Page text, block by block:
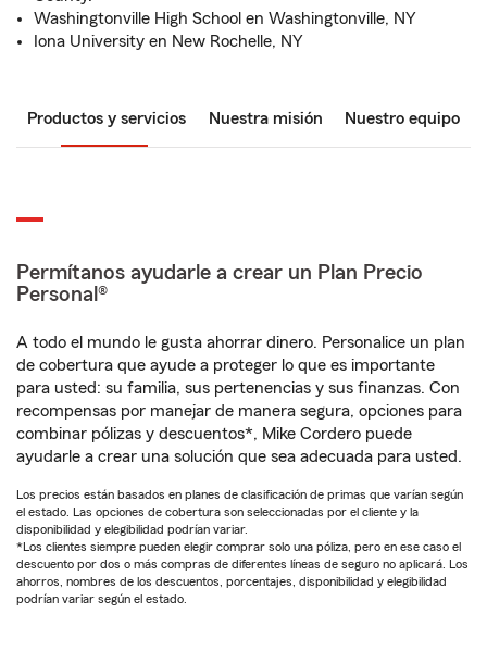
Washingtonville High School en Washingtonville, NY
Iona University en New Rochelle, NY
Productos y servicios Nuestra misión Nuestro equipo
Permítanos ayudarle a crear un Plan Precio
Personal®
A todo el mundo le gusta ahorrar dinero. Personalice un plan
de cobertura que ayude a proteger lo que es importante
para usted: su familia, sus pertenencias y sus finanzas. Con
recompensas por manejar de manera segura, opciones para
combinar pólizas y descuentos*, Mike Cordero puede
ayudarle a crear una solución que sea adecuada para usted.
Los precios están basados en planes de clasificación de primas que varían según
el estado. Las opciones de cobertura son seleccionadas por el cliente y la
disponibilidad y elegibilidad podrían variar.
*Los clientes siempre pueden elegir comprar solo una póliza, pero en ese caso el
descuento por dos o más compras de diferentes líneas de seguro no aplicará. Los
ahorros, nombres de los descuentos, porcentajes, disponibilidad y elegibilidad
podrían variar según el estado.